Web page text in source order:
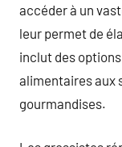
accéder à un
leur permet de
inclut des
alimentaires aux
gourmandises.